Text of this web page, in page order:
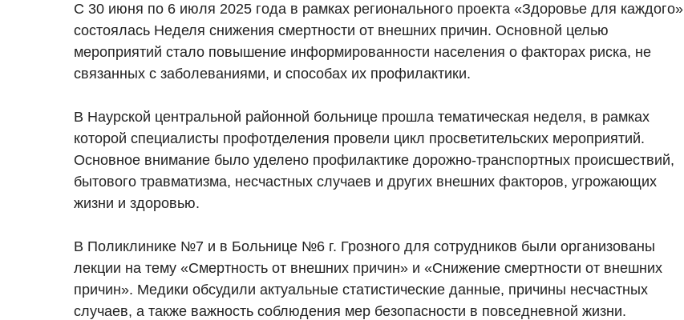
С 30 июня по 6 июля 2025 года в рамках регионального проекта «Здоровье для каждого»
состоялась Неделя снижения смертности от внешних причин. Основной целью
мероприятий стало повышение информированности населения о факторах риска, не
связанных с заболеваниями, и способах их профилактики.
В Наурской центральной районной больнице прошла тематическая неделя, в рамках
которой специалисты профотделения провели цикл просветительских мероприятий.
Основное внимание было уделено профилактике дорожно-транспортных происшествий,
бытового травматизма, несчастных случаев и других внешних факторов, угрожающих
жизни и здоровью.
В Поликлинике №7 и в Больнице №6 г. Грозного для сотрудников были организованы
лекции на тему «Смертность от внешних причин» и «Снижение смертности от внешних
причин». Медики обсудили актуальные статистические данные, причины несчастных
случаев, а также важность соблюдения мер безопасности в повседневной жизни.